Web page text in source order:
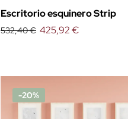
Escritorio esquinero Strip
532,40 € 425,92 €
-20%